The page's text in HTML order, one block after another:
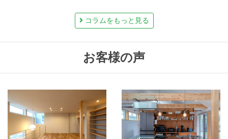
コラムをもっと見る
お客様の声